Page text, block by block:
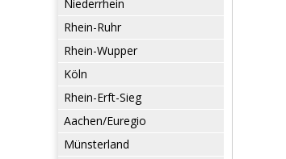
Niederrhein
Rhein-Ruhr
Rhein-Wupper
Köln
Rhein-Erft-Sieg
Aachen/Euregio
Münsterland